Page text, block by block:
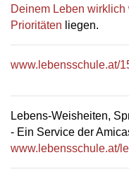
Deinem Leben wirklich
Prioritäten liegen.
www.lebensschule.at/
Lebens-Weisheiten,
- Ein Service der
www.lebensschule.at/